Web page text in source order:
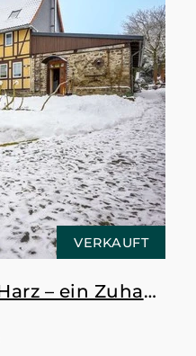
VERKAUFT
Pflaumenbaum & Harz – ein Zuhause mit Raum